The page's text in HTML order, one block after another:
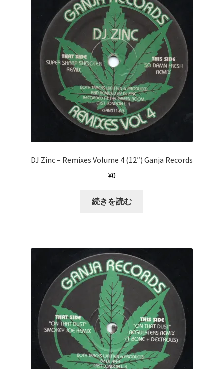
DJ Zinc ‎– Remixes Volume 4 (12″) Ganja Records
¥0
続きを読む